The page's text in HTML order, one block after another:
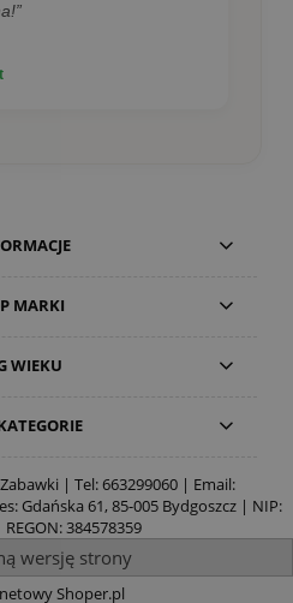
MARKI
WIEKU
| Tel:663299060 | Email:
Gdańska 61, 85-005 Bydgoszcz | NIP:
384578359
wersję strony
Shoper.pl